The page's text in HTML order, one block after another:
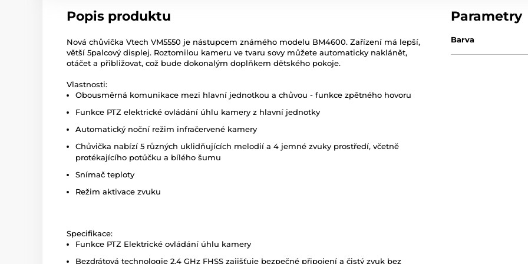
Popis produktu
Nová chůvička Vtech VM5550 je nástupcem známého modelu BM4600. Zařízení má lepší,
větší 5palcový displej. Roztomilou kameru ve tvaru sovy můžete automaticky naklánět,
otáčet a přibližovat, což bude dokonalým doplňkem dětského pokoje.
Vlastnosti:
Obousměrná komunikace mezi hlavní jednotkou a chůvou - funkce zpětného hovoru
Funkce PTZ elektrické ovládání úhlu kamery z hlavní jednotky
Automatický noční režim infračervené kamery
Chůvička nabízí 5 různých uklidňujících melodií a 4 jemné zvuky prostředí, včetně
protékajícího potůčku a bílého šumu
Snímač teploty
Režim aktivace zvuku
Specifikace:
Funkce PTZ Elektrické ovládání úhlu kamery
Bezdrátová technologie 2,4 GHz FHSS zajišťuje bezpečné připojení a čistý zvuk bez
Parametry
Barva